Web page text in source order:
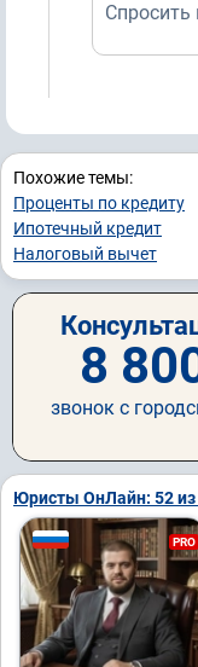
Спросить
Похожие темы:
Проценты по кредиту
Ипотечный кредит
Налоговый вычет
8
звонок с
Юристы ОнЛайн: 52 из
PRO